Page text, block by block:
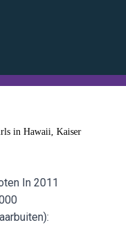
in Hawaii, Kaiser
In 2011